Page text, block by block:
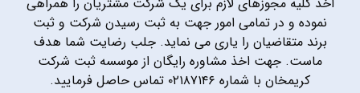
نموده و در تمامی امور جهت به ثبت رسیدن شرکت و ثبت
برند متقاضیان را یاری می نماید. جلب رضایت شما هدف
ماست. جهت اخذ مشاوره رایگان از موسسه ثبت شرکت
کریمخان با شماره ۰۲۱۸۷۱۴۶ تماس حاصل فرمایید.